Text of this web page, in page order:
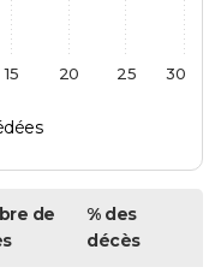
15 20 25 30
de
% des
décès